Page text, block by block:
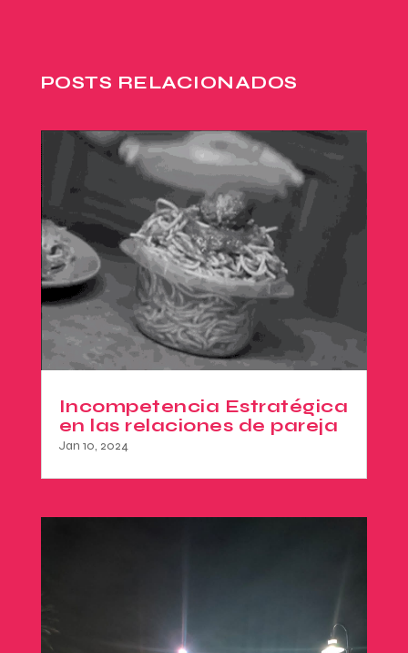
POSTS RELACIONADOS
Incompetencia Estratégica
en las relaciones de pareja
Jan 10, 2024